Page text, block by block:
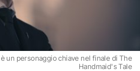
un personaggio chiave nel finale di The
Handmaid's Tale